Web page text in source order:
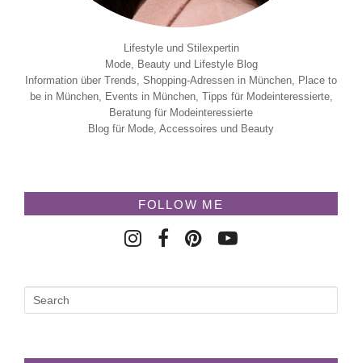
Lifestyle und Stilexpertin
Mode, Beauty und Lifestyle Blog
Information über Trends, Shopping-Adressen in München, Place to
be in München, Events in München, Tipps für Modeinteressierte,
Beratung für Modeinteressierte
Blog für Mode, Accessoires und Beauty
FOLLOW ME